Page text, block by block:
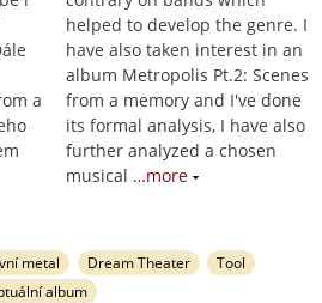
a
helped to develop the genre. I
have also taken interest in an
album Metropolis Pt.2: Scenes
from a memory and I've done
its formal analysis, I have also
further analyzed a chosen
musical …more
metal Dream Theater
Tool
album